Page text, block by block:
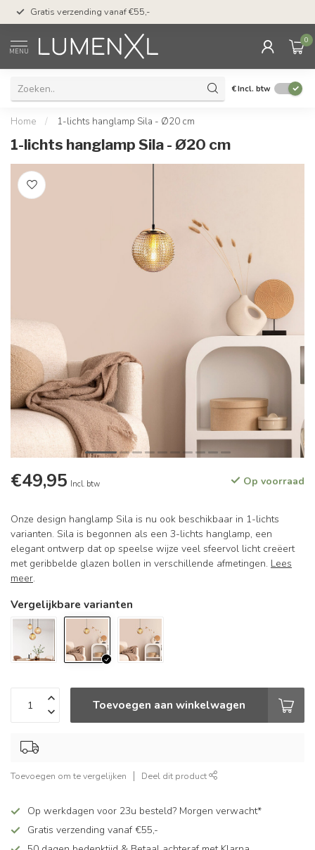
Gratis verzending vanaf €55,-
MENU
0
€Incl. btw
Home / 1-lichts hanglamp Sila - Ø20 cm
1-lichts hanglamp Sila - Ø20 cm
€49,95 Incl. btw Op voorraad
Onze design hanglamp Sila is nu ook beschikbaar in 1-lichts
varianten. Sila is begonnen als een 3-lichts hanglamp, een
elegant ontwerp dat op speelse wijze veel sfeervol licht creëert
met geribbelde glazen bollen in verschillende afmetingen. Lees
meer.
Vergelijkbare varianten
Toevoegen aan winkelwagen
Toevoegen om te vergelijken Deel dit product
Op werkdagen voor 23u besteld? Morgen verwacht*
Gratis verzending vanaf €55,-